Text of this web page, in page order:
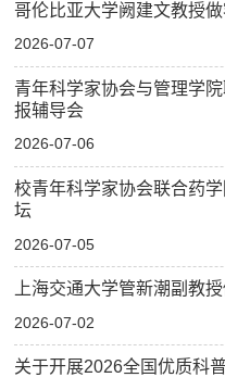
哥伦比亚大学阙建文教授
2026-07-07
青年科学家协会与管理学
报辅导会
2026-07-06
校青年科学家协会联合药
坛
2026-07-05
上海交通大学管新潮副教
2026-07-02
关于开展2026全国优质科